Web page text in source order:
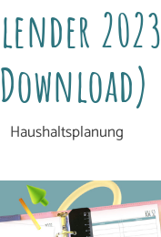
2023
Haushaltsplanung